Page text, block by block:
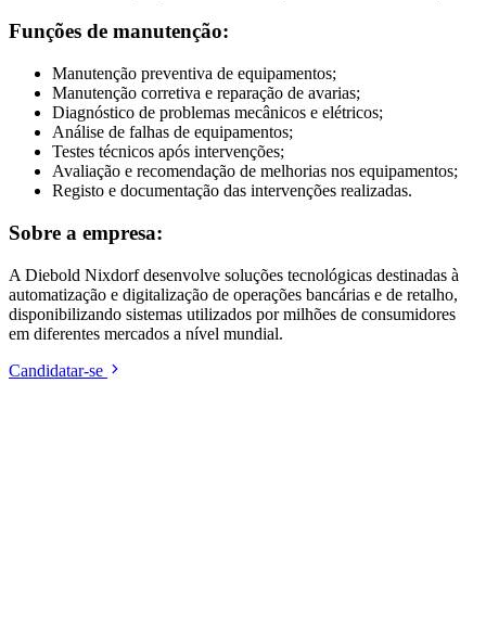
Funções de manutenção:
Manutenção preventiva de equipamentos;
Manutenção corretiva e reparação de avarias;
Diagnóstico de problemas mecânicos e elétricos;
Análise de falhas de equipamentos;
Testes técnicos após intervenções;
Avaliação e recomendação de melhorias nos equipamentos;
Registo e documentação das intervenções realizadas.
Sobre a empresa:
A Diebold Nixdorf desenvolve soluções tecnológicas destinadas à
automatização e digitalização de operações bancárias e de retalho,
disponibilizando sistemas utilizados por milhões de consumidores
em diferentes mercados a nível mundial.
Candidatar-se